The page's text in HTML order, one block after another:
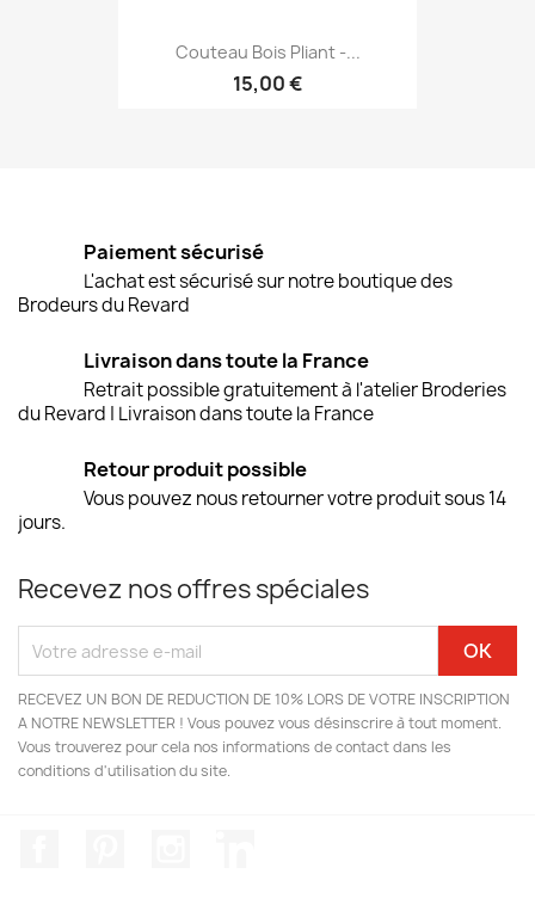
Couteau Bois Pliant -...
15,00 €
Paiement sécurisé
L'achat est sécurisé sur notre boutique des
Brodeurs du Revard
Livraison dans toute la France
Retrait possible gratuitement à l'atelier Broderies
du Revard | Livraison dans toute la France
Retour produit possible
Vous pouvez nous retourner votre produit sous 14
jours.
Recevez nos offres spéciales
RECEVEZ UN BON DE REDUCTION DE 10% LORS DE VOTRE INSCRIPTION
A NOTRE NEWSLETTER ! Vous pouvez vous désinscrire à tout moment.
Vous trouverez pour cela nos informations de contact dans les
conditions d'utilisation du site.